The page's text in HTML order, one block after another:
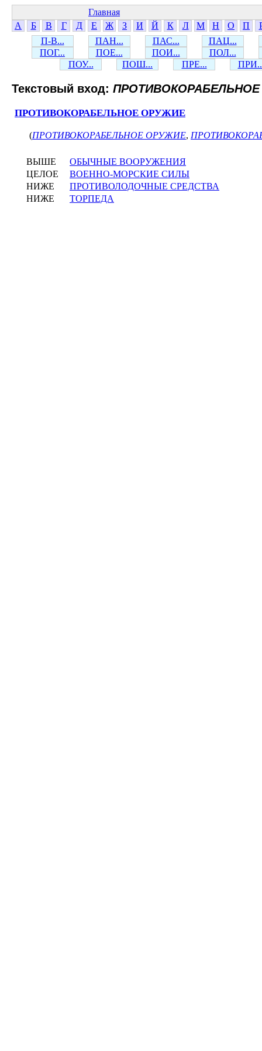
Главная
А
Б В Г Д Е Ж З И Й К Л М Н О П
П-В...
ПАН... ПАС...
ПАЦ...
ПОГ...
ПОЕ... ПОИ...
ПОЛ...
ПОУ...
ПОШ... ПРЕ...
Текстовый вход:
ПРОТИВОКОРАБЕЛЬНОЕ ОРУЖИЕ
(ПРОТИВОКОРАБЕЛЬНОЕ ОРУЖИЕ,
ВЫШЕ
ОБЫЧНЫЕ ВООРУЖЕНИЯ
ЦЕЛОЕ
ВОЕННО-МОРСКИЕ СИЛЫ
НИЖЕ
ПРОТИВОЛОДОЧНЫЕ СРЕДСТВА
НИЖЕ
ТОРПЕДА